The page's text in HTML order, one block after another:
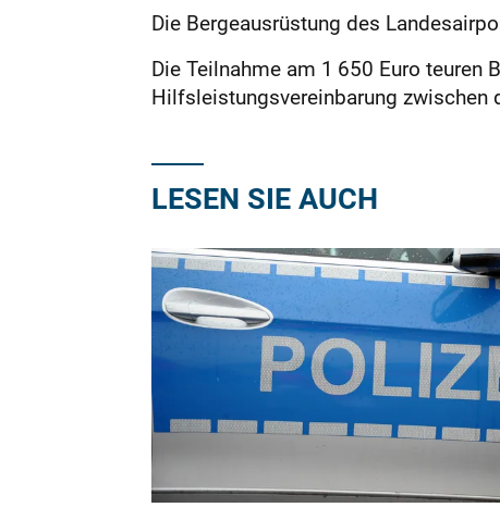
Die Bergeausrüstung des
Die Teilnahme am 1 650 Euro
Hilfsleistungsvereinbarung zwischen
LESEN SIE AUCH